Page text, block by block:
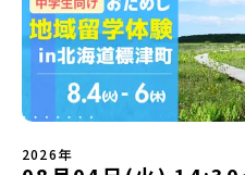
だく前に、「お申し込みに関する
す。ご確認ください。・抽選に
ただいた方の中から抽選の上、
し込み時に記入いただいたメー
ル」をお送りいたします。当選者
認フォーム」に３日以内に回答い
にご回答いただけない場合は、当
【旅行代金】無料※旅行代金に含
無料となります：・宿泊費（2泊
ィ・体験費用・一部の食事代*以
す・集合場所までの往復交通費
などの個人的費用【募集人数】
抽選の上決定）【参加者決定】お
間】申込期間が延長になりまし
加」 -高校見学 -授業体験（PM
づくりにチャレンジ！」 -各学
にチャレンジ -竹灯籠づくりを
BBQ」「2日目の振り返り会」＜
ワーク」 -みんなで振り返り対
※天候の状況や参加人数によって
（月）〜 8月5日（水）※参加が
ない郷土料理を味わってみたい
になる。いつか留学してみたい
すめ！「おためし地域留学体験
ながら地域の枠を超えて学校生
留学」をプチ体験できるプログ
ではスタッフがしっかりとサポ
は「岩手県八幡平市（はちまんた
んたいし）は北西部にあり、秋田
2026年